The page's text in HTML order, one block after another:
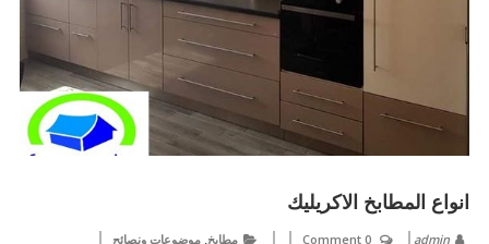
انواع المطابخ الاكريليك
admin
0 Comment مطابخ, موضوعات ونصائح